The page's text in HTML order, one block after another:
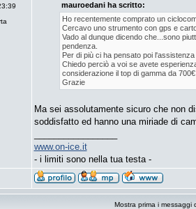
mauroedani ha scritto:
Ho recentemente comprato un
Cercavo uno strumento con gps e
Vado al dunque dicendo che...sono
pendenza.
Per di più ci ha pensato poi
Chiedo perciò a voi se avete
considerazione il top di gamma da
Grazie
Ma sei assolutamente sicuro che non
soddisfatto ed hanno una miriade di
www.on-ice.it
- i limiti sono nella tua testa -
Mostra prima i messaggi